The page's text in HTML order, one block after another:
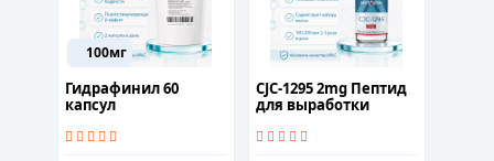
100мг
Гидрафинил 60
капсул
CJC-1295 2mg Пептид
для выработки